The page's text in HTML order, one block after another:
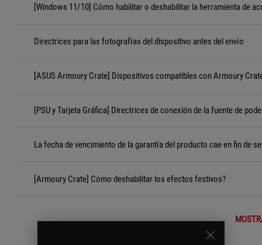
[Windows 11/10] Cómo habilitar o deshabilitar la herramienta de
Directrices para las fotografías del dispositivo antes del envío
[ASUS Armoury Crate] Dispositivos compatibles con Armoury
[PSU y Tarjeta Gráfica] Directrices de conexión de la fuente de
La fecha de vencimiento de la garantía del producto cae en fin de
[Armoury Crate] Cómo deshabilitar los efectos festivos?